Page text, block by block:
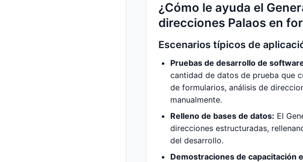
¿Cómo le ayuda el
direcciones Palaos en
Escenarios típicos de
Pruebas de desarrollo de
cantidad de datos de prueba que
de formularios, análisis de
manualmente.
Relleno de bases de datos: El
direcciones estructuradas,
del desarrollo.
Demostraciones de capacitación